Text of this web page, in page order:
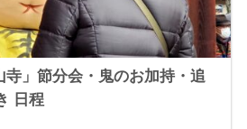
寺」節分会・鬼のお加持・追
日程